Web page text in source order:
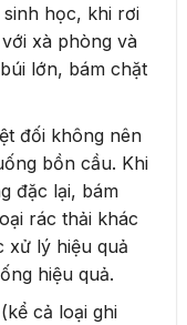
học, khi rơi
xà phòng và
lớn, bám chặt
đối không nên
bồn cầu. Khi
đặc lại, bám
rác thải khác
xử lý hiệu quả
hiệu quả.
cả loại ghi